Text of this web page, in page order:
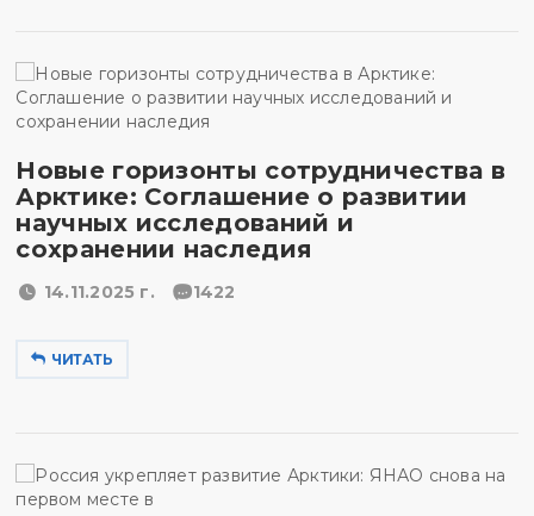
Новые горизонты сотрудничества в
Арктике: Соглашение о развитии
научных исследований и
сохранении наследия
14.11.2025 г. 1422
ЧИТАТЬ